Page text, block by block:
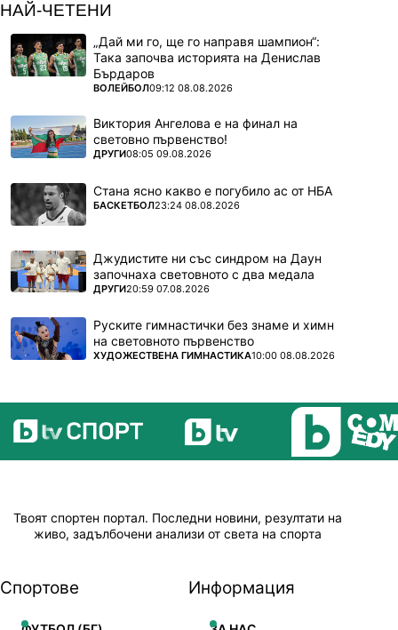
НАЙ-ЧЕТЕНИ
„Дай ми го, ще го направя шампион“:
Така започва историята на Денислав
Бърдаров
ПОВЕЧЕ ОТ
ВОЛЕЙБОЛ09:12 08.08.2026
Виктория Ангелова е на финал на
световно първенство!
ПОВЕЧЕ ОТ
ДРУГИ08:05 09.08.2026
Стана ясно какво е погубило ас от НБА
ПОВЕЧЕ ОТ
БАСКЕТБОЛ23:24 08.08.2026
Джудистите ни със синдром на Даун
започнаха световното с два медала
ПОВЕЧЕ ОТ
ДРУГИ20:59 07.08.2026
Руските гимнастички без знаме и химн
на световното първенство
ПОВЕЧЕ ОТ
ХУДОЖЕСТВЕНА ГИМНАСТИКА10:00 08.08.2026
Твоят спортен портал. Последни новини, резултати на
живо, задълбочени анализи от света на спорта
Спортове Информация